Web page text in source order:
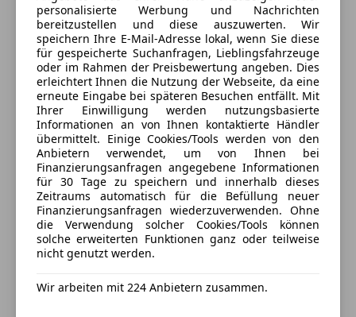
BMW Financial Services an.
Teilen Sie uns in der Anfrage die gewünschte
Laufzeit,
Jahreskilometer (geschätzt)
Anzahlung (optional) mit!
Daraufhin lassen wir Ihnen ein persönliches
Finanzierungsangebot zukommen.
Gerne tauschen wir Ihr aktuelles Fahrzeug ein,
Falls dieses Fahrzeug nicht Ihren Vorstellungen
entspricht, schauen Sie doch unseren
Fahrzeugbestand durch!
Wir haben über 100 Fahrzeuge lagernd, die sofort
verfügbar sind.
8600 Bruck an der Mur, AT
Kontakt
Hubert Oswald
Alle Fahrzeuge des Anbieters
Anbieter kontaktieren
Deine Nachricht
personalisierte Werbung und Nachrichten
bereitzustellen und diese auszuwerten. Wir
speichern Ihre E-Mail-Adresse lokal, wenn Sie diese
für gespeicherte Suchanfragen, Lieblingsfahrzeuge
oder im Rahmen der Preisbewertung angeben. Dies
erleichtert Ihnen die Nutzung der Webseite, da eine
erneute Eingabe bei späteren Besuchen entfällt. Mit
Ihrer Einwilligung werden nutzungsbasierte
Informationen an von Ihnen kontaktierte Händler
übermittelt. Einige Cookies/Tools werden von den
Anbietern verwendet, um von Ihnen bei
Finanzierungsanfragen angegebene Informationen
für 30 Tage zu speichern und innerhalb dieses
Zeitraums automatisch für die Befüllung neuer
Finanzierungsanfragen wiederzuverwenden. Ohne
die Verwendung solcher Cookies/Tools können
solche erweiterten Funktionen ganz oder teilweise
nicht genutzt werden.
Wir arbeiten mit 224 Anbietern zusammen.